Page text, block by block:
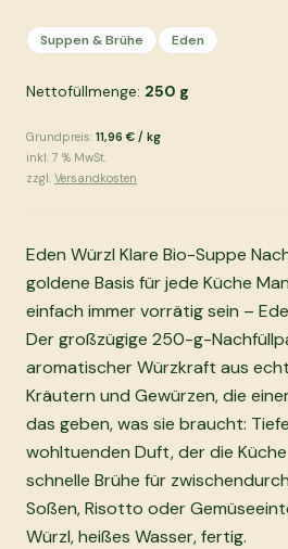
Suppen & Brühe Eden
Nettofüllmenge: 250 g
Grundpreis: 11,96 € / kg
inkl. 7 % MwSt.
zzgl. Versandkosten
Eden Würzl Klare Bio-Suppe
goldene Basis für jede Küche
einfach immer vorrätig sein –
Der großzügige 250-g-
aromatischer Würzkraft aus
Kräutern und Gewürzen, die
das geben, was sie braucht:
wohltuenden Duft, der die
schnelle Brühe für
Soßen, Risotto oder
Würzl, heißes Wasser, fertig.